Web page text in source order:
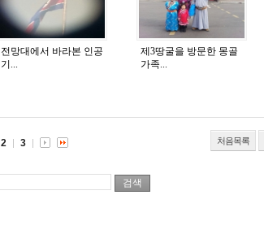
전망대에서 바라본 인공
기...
제3땅굴을 방문한 몽골
가족...
처음목록
2 3